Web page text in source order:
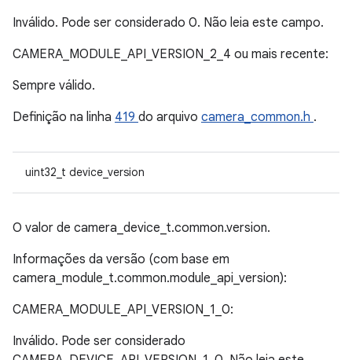
Inválido. Pode ser considerado 0. Não leia este campo.
CAMERA_MODULE_API_VERSION_2_4 ou mais recente:
Sempre válido.
Definição na linha 419 do arquivo camera_common.h .
uint32_t device_version
O valor de camera_device_t.common.version.
Informações da versão (com base em
camera_module_t.common.module_api_version):
CAMERA_MODULE_API_VERSION_1_0:
Inválido. Pode ser considerado